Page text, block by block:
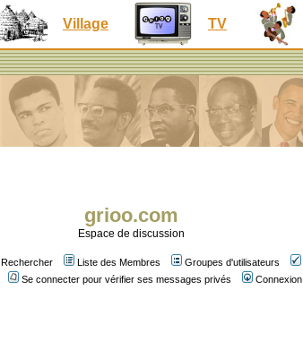
Village TV
grioo.com
Espace de discussion
Rechercher Liste des Membres Groupes d'utilisateurs
Se connecter pour vérifier ses messages privés Connexion